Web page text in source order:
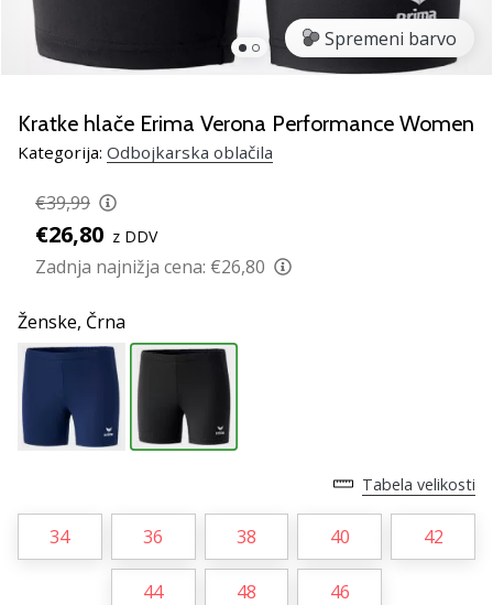
Si
odbojkarski/a
navdušenec/ka,
mi?
Pridruži
nam
kot
brend
ambasador/ka.
11. 8. 2022
2 min. branja
Weplayvolleyball
affiliate
Imate
svojo
spletno
Spremeni barvo
Kratke hlače Erima Verona Performance Women
Kategorija: Odbojkarska oblačila
€39,99
€26,80 z DDV
Zadnja najnižja cena: €26,80
Ženske, Črna
Tabela velikosti
34 36 38 40 42
44 48 46